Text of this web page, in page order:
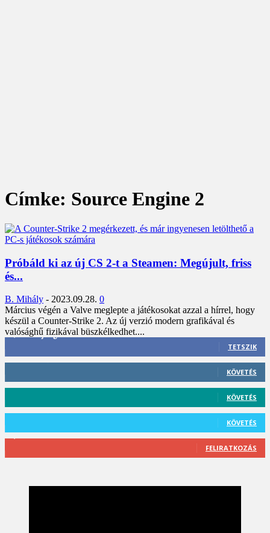
Címke: Source Engine 2
Próbáld ki az új CS 2-t a Steamen: Megújult, friss
és...
B. Mihály - 2023.09.28. 0
Március végén a Valve meglepte a játékosokat azzal a hírrel, hogy
készül a Counter-Strike 2. Az új verzió modern grafikával és
valósághű fizikával büszkélkedhet....
3,452 Rajongók
TETSZIK
KÖVETÉS
KÖVETÉS
KÖVETÉS
FELIRATKOZÁS